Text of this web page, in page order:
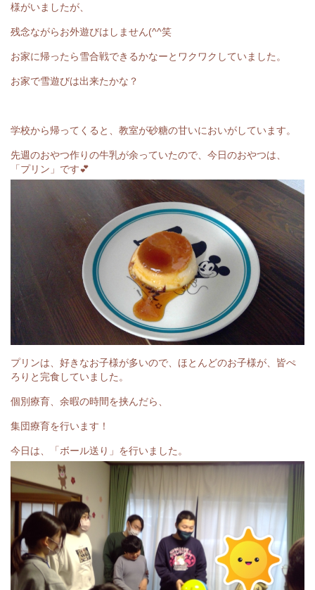
様がいましたが、
残念ながらお外遊びはしません(^^笑
お家に帰ったら雪合戦できるかなーとワクワクしていました。
お家で雪遊びは出来たかな？
学校から帰ってくると、教室が砂糖の甘いにおいがしています。
先週のおやつ作りの牛乳が余っていたので、今日のおやつは、
「プリン」です💕
プリンは、好きなお子様が多いので、ほとんどのお子様が、皆ぺ
ろりと完食していました。
個別療育、余暇の時間を挟んだら、
集団療育を行います！
今日は、「ボール送り」を行いました。